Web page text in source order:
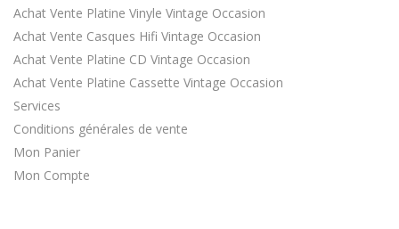
Achat Vente Platine Vinyle Vintage Occasion
Achat Vente Casques Hifi Vintage Occasion
Achat Vente Platine CD Vintage Occasion
Achat Vente Platine Cassette Vintage Occasion
Services
Conditions générales de vente
Mon Panier
Mon Compte